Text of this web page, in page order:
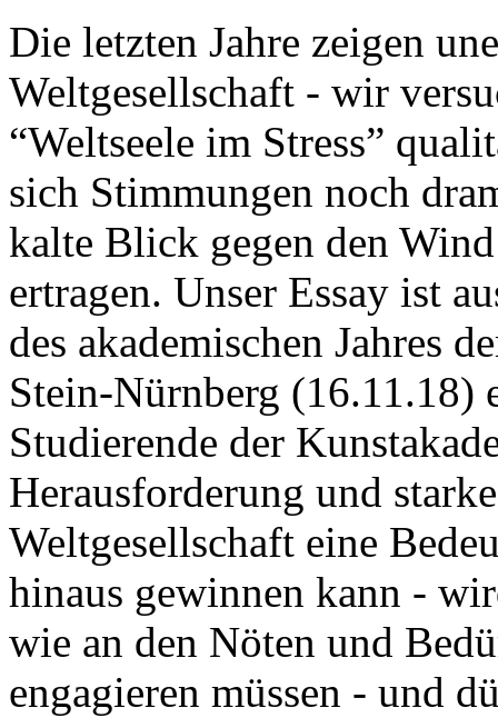
Die letzten Jahre zeigen
Weltgesellschaft - wir
“Weltseele im Stress”
sich Stimmungen noch
kalte Blick gegen den
ertragen. Unser Essay ist
des akademischen Jahres
Stein-Nürnberg (16.11.18)
Studierende der
Herausforderung und
Weltgesellschaft eine
hinaus gewinnen kann -
wie an den Nöten und
engagieren müssen - und